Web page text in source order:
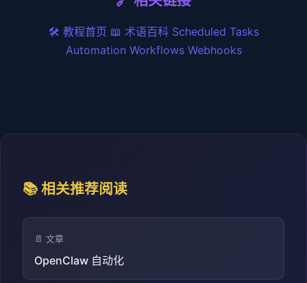
🛠️ 教程首页 📖 术语百科 Scheduled Tasks
Automation Workflows Webhooks
📚 相关推荐阅读
📄 文章
OpenClaw 自动化